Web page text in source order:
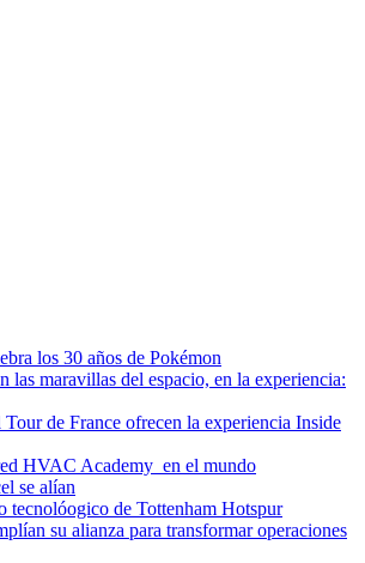
los 30 años de Pokémon
las maravillas del espacio, en la experiencia:
de France ofrecen la experiencia Inside
HVAC Academy en el mundo
se alían
tecnolóogico de Tottenham Hotspur
su alianza para transformar operaciones